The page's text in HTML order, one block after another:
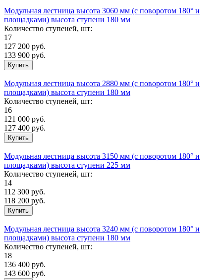
Модульная лестница высота 3060 мм (с поворотом 180° и
площадками) высота ступени 180 мм
Количество ступеней, шт:
17
127 200 руб.
133 900 руб.
Модульная лестница высота 2880 мм (с поворотом 180° и
площадками) высота ступени 180 мм
Количество ступеней, шт:
16
121 000 руб.
127 400 руб.
Модульная лестница высота 3150 мм (с поворотом 180° и
площадками) высота ступени 225 мм
Количество ступеней, шт:
14
112 300 руб.
118 200 руб.
Модульная лестница высота 3240 мм (с поворотом 180° и
площадками) высота ступени 180 мм
Количество ступеней, шт:
18
136 400 руб.
143 600 руб.